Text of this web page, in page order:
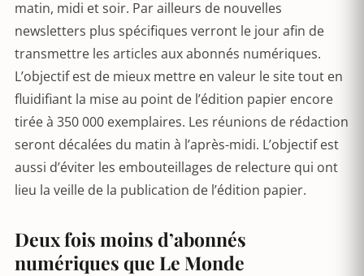
matin, midi et soir. Par ailleurs de nouvelles
newsletters plus spécifiques verront le jour afin de
transmettre les articles aux abonnés numériques.
L’objectif est de mieux mettre en valeur le site tout en
fluidifiant la mise au point de l’édition papier encore
tirée à 350 000 exemplaires. Les réunions de rédaction
seront décalées du matin à l’après-midi. L’objectif est
aussi d’éviter les embouteillages de relecture qui ont
lieu la veille de la publication de l’édition papier.
Deux fois moins d’abonnés
numériques que Le Monde